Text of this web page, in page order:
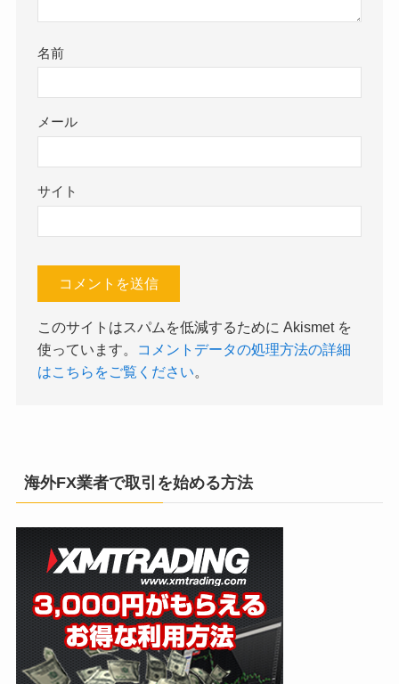
名前
メール
サイト
このサイトはスパムを低減するために Akismet を
使っています。
コメントデータの処理方法の詳細
はこちらをご覧ください。
海外FX業者で取引を始める方法